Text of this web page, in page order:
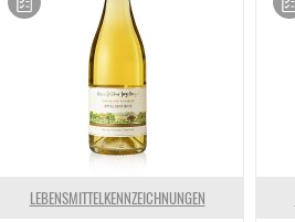
LEBENSMITTELKENNZEICHNUNGEN